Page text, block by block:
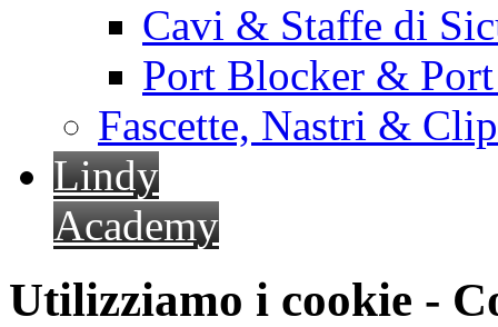
Cavi & Staffe di
Port Blocker &
Fascette, Nastri &
Lindy
Academy
Utilizziamo i cookie -